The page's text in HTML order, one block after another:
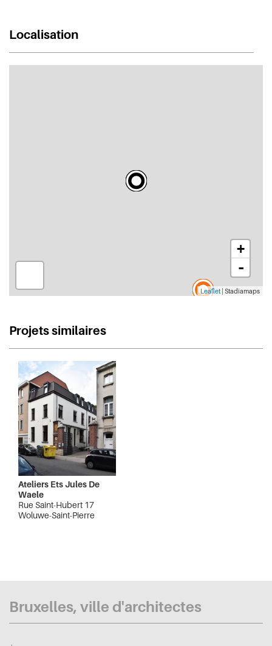
Localisation
+
-
Leaflet | Stadiamaps
Projets similaires
Ateliers Ets Jules De
Waele
Rue Saint-Hubert 17
Woluwe-Saint-Pierre
Bruxelles, ville d'architectes